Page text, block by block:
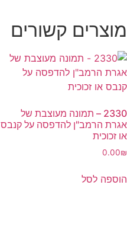
מוצרים קשורים
2330 – תמונה מעוצבת של
אגרת הרמב"ן להדפסה על קנבס
או זכוכית
0.00₪
הוספה לסל